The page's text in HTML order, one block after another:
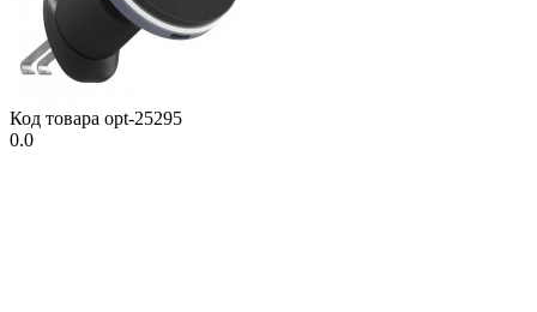
Код товара opt-25295
0.0